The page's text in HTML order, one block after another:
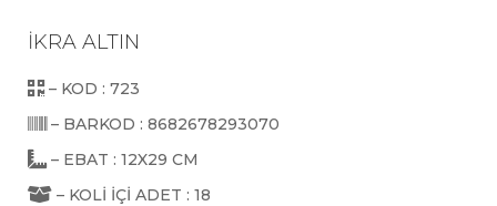
İKRA ALTIN
– KOD : 723
– BARKOD : 8682678293070
– EBAT : 12X29 CM
– KOLİ İÇİ ADET : 18